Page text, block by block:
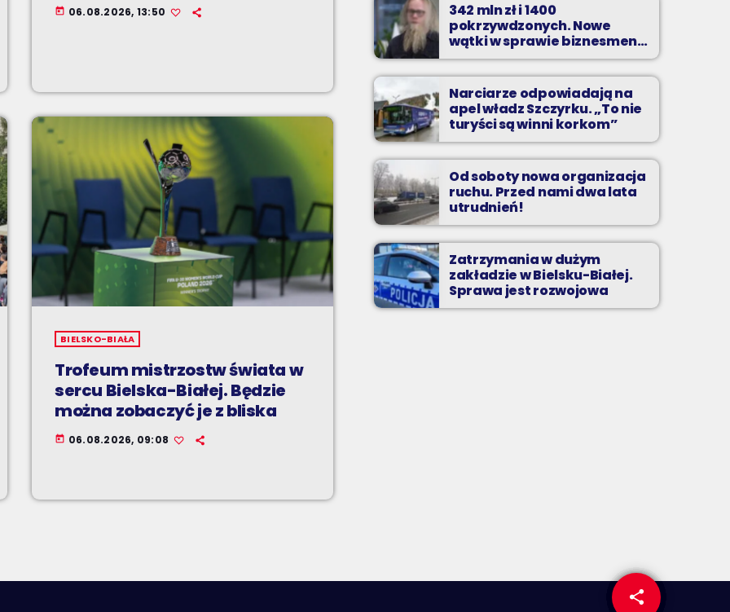
share
email
today 06.08.2026, 13:50
BIELSKO-BIAŁA
Trofeum mistrzostw świata w
sercu Bielska-Białej. Będzie
można zobaczyć je z bliska
today 06.08.2026, 09:08
342 mln zł i 1400
pokrzywdzonych. Nowe
wątki w sprawie biznesmena
z Bielska-Białej
Narciarze odpowiadają na
apel władz Szczyrku. „To nie
turyści są winni korkom”
Od soboty nowa organizacja
ruchu. Przed nami dwa lata
utrudnień!
Zatrzymania w dużym
zakładzie w Bielsku-Białej.
Sprawa jest rozwojowa